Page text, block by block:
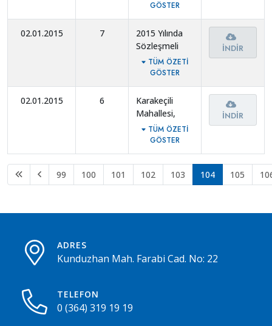
Şehrimizin
sosyal ve
ekonomik
şartları göz
önünde
bulundurularak
ayarlanması
gerektiği.
Personeline
fazla çalışma
ücreti.
GÖSTER
02.01.2015 7
2015 Yılında
Sözleşmeli
olarak
çalıştırılan
personel
ücretleri.
TÜM ÖZETI
GÖSTER
İNDIR
02.01.2015 6
Karakeçili
Mahallesi,
Gazi Caddesi
üzerinde
bulunan eski
Kültür Sitesi
yerine yeni
(dört) Kişilik
oluşturulması.
TÜM ÖZETI
GÖSTER
İNDIR
99 100 101 102 103 104 105
ADRES
Kunduzhan Mah. Farabi Cad. No: 22
TELEFON
0 (364) 319 19 19